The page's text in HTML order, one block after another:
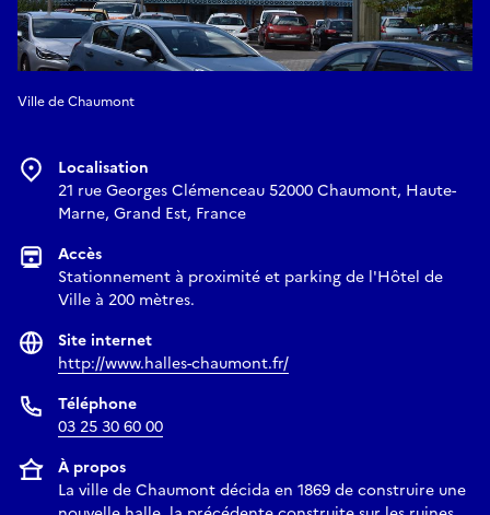
Ville de Chaumont
Localisation
21 rue Georges Clémenceau 52000 Chaumont, Haute-
Marne, Grand Est, France
Accès
Stationnement à proximité et parking de l'Hôtel de
Ville à 200 mètres.
Site internet
http://www.halles-chaumont.fr/
Téléphone
03 25 30 60 00
À propos
La ville de Chaumont décida en 1869 de construire une